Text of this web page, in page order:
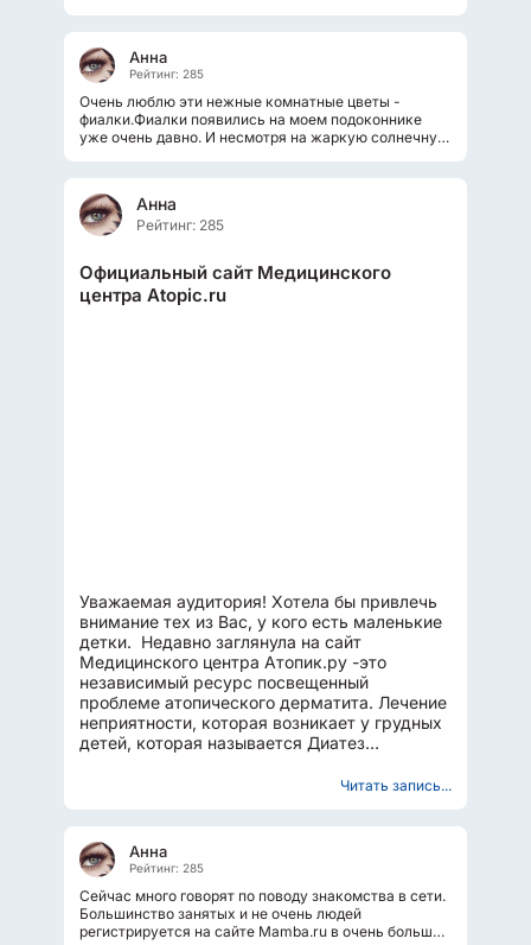
Анна
Рейтинг: 285
Очень люблю эти нежные комнатные цветы -
фиалки.Фиалки появились на моем подоконнике
уже очень давно. И несмотря на жаркую солнечную
Анна
Рейтинг: 285
Официальный сайт Медицинского
центра Atopic.ru
Уважаемая аудитория! Хотела бы привлечь
внимание тех из Вас, у кого есть маленькие
детки. Недавно заглянула на сайт
Медицинского центра Атопик.ру -это
независимый ресурс посвещенный
проблеме атопического дерматита. Лечение
неприятности, которая возникает у грудных
детей, которая называется Диатез
Читать запись...
Анна
Рейтинг: 285
Сейчас много говорят по поводу знакомства в сети.
Большинство занятых и не очень людей
регистрируется на сайте Mamba.ru в очень большом